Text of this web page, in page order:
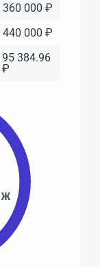
360 000 ₽
440 000 ₽
95 384.96
₽